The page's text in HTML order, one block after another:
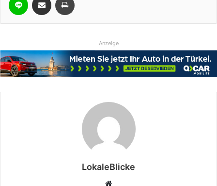
Anzeige
LokaleBlicke
Webseite